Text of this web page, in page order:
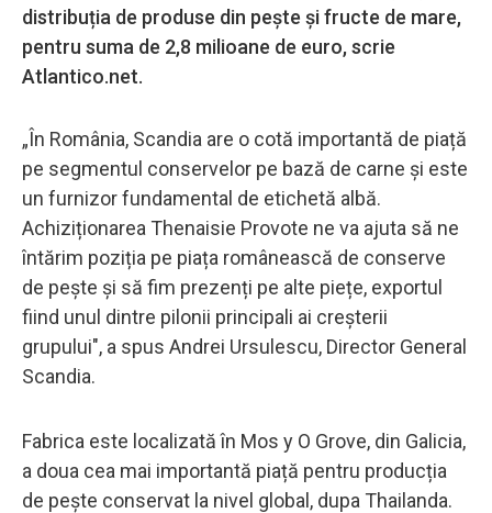
distribuția de produse din pește și fructe de mare,
pentru suma de 2,8 milioane de euro, scrie
Atlantico.net.
„În România, Scandia are o cotă importantă de piață
pe segmentul conservelor pe bază de carne și este
un furnizor fundamental de etichetă albă.
Achiziționarea Thenaisie Provote ne va ajuta să ne
întărim poziția pe piața românească de conserve
de pește și să fim prezenți pe alte piețe, exportul
fiind unul dintre pilonii principali ai creșterii
grupului", a spus Andrei Ursulescu, Director General
Scandia.
Fabrica este localizată în Mos y O Grove, din Galicia,
a doua cea mai importantă piață pentru producția
de pește conservat la nivel global, dupa Thailanda.